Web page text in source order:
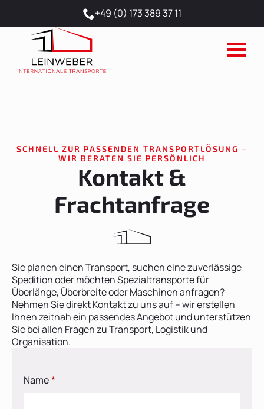
+49 (0) 173 389 37 11
SCHNELL ZUR PASSENDEN TRANSPORTLÖSUNG –
WIR BERATEN SIE PERSÖNLICH
Kontakt &
Frachtanfrage
Sie planen einen Transport, suchen eine zuverlässige
Spedition oder möchten Spezialtransporte für
Überlänge, Überbreite oder Maschinen anfragen?
Nehmen Sie direkt Kontakt zu uns auf – wir erstellen
Ihnen zeitnah ein passendes Angebot und unterstützen
Sie bei allen Fragen zu Transport, Logistik und
Organisation.
Name*